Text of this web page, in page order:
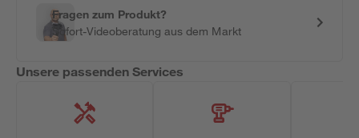
Fragen zum Produkt?
Sofort-Videoberatung aus dem Markt
Unsere passenden Services